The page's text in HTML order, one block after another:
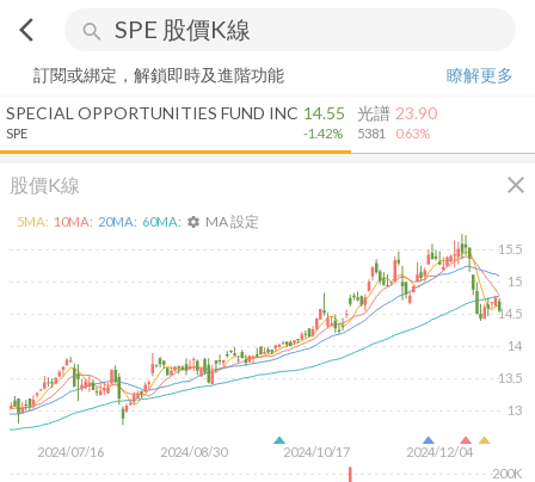
arrow_back_ios search
訂閱或綁定，解鎖即時及進階功能
瞭解更多
SPECIAL OPPORTUNITIES FUND INC
SPE
14.55
-1.42%
光譜
5381
23.90
0.63%
股價K線 close
2024/07/16 2024/08/30 2024/10/17 2024/12/04
13
13.5
14
14.5
15
15.5
200K
5MA: 10MA: 20MA: 60MA: settings MA 設定